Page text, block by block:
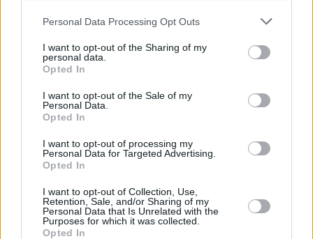
Personal Data Processing Opt Outs
I want to opt-out of the Sharing of my
personal data.
Opted In
I want to opt-out of the Sale of my
Personal Data.
Opted In
I want to opt-out of processing my
Personal Data for Targeted Advertising.
Opted In
I want to opt-out of Collection, Use,
Retention, Sale, and/or Sharing of my
Personal Data that Is Unrelated with the
Purposes for which it was collected.
Opted In
Refescar
JComments
PUBLICIDAD